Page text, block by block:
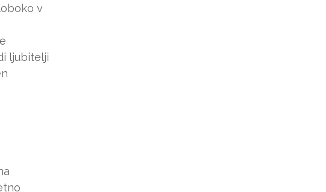
v
ljubitelji